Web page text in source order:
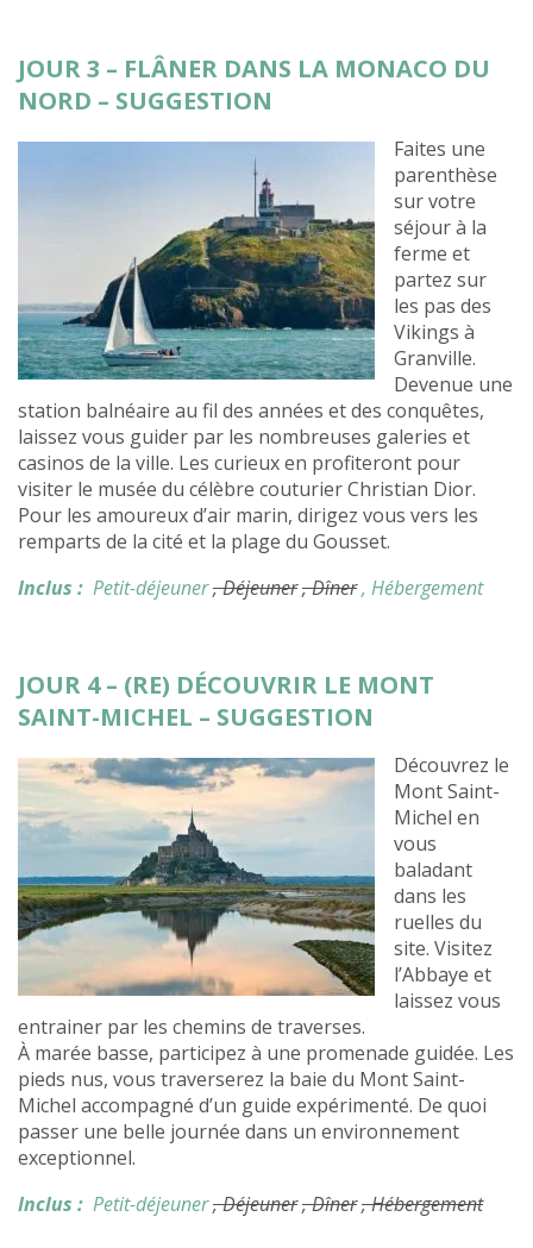
JOUR 3 – FLÂNER DANS LA MONACO DU
NORD – SUGGESTION
Faites une
parenthèse
sur votre
séjour à la
ferme et
partez sur
les pas des
Vikings à
Granville.
Devenue une
station balnéaire au fil des années et des conquêtes,
laissez vous guider par les nombreuses galeries et
casinos de la ville. Les curieux en profiteront pour
visiter le musée du célèbre couturier Christian Dior.
Pour les amoureux d’air marin, dirigez vous vers les
remparts de la cité et la plage du Gousset.
Inclus : Petit-déjeuner, Déjeuner, Dîner, Hébergement
JOUR 4 – (RE) DÉCOUVRIR LE MONT
SAINT-MICHEL – SUGGESTION
Découvrez le
Mont Saint-
Michel en
vous
baladant
dans les
ruelles du
site. Visitez
l’Abbaye et
laissez vous
entrainer par les chemins de traverses.
À marée basse, participez à une promenade guidée. Les
pieds nus, vous traverserez la baie du Mont Saint-
Michel accompagné d’un guide expérimenté. De quoi
passer une belle journée dans un environnement
exceptionnel.
Inclus : Petit-déjeuner, Déjeuner, Dîner, Hébergement